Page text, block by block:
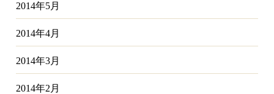
2014年5月
2014年4月
2014年3月
2014年2月